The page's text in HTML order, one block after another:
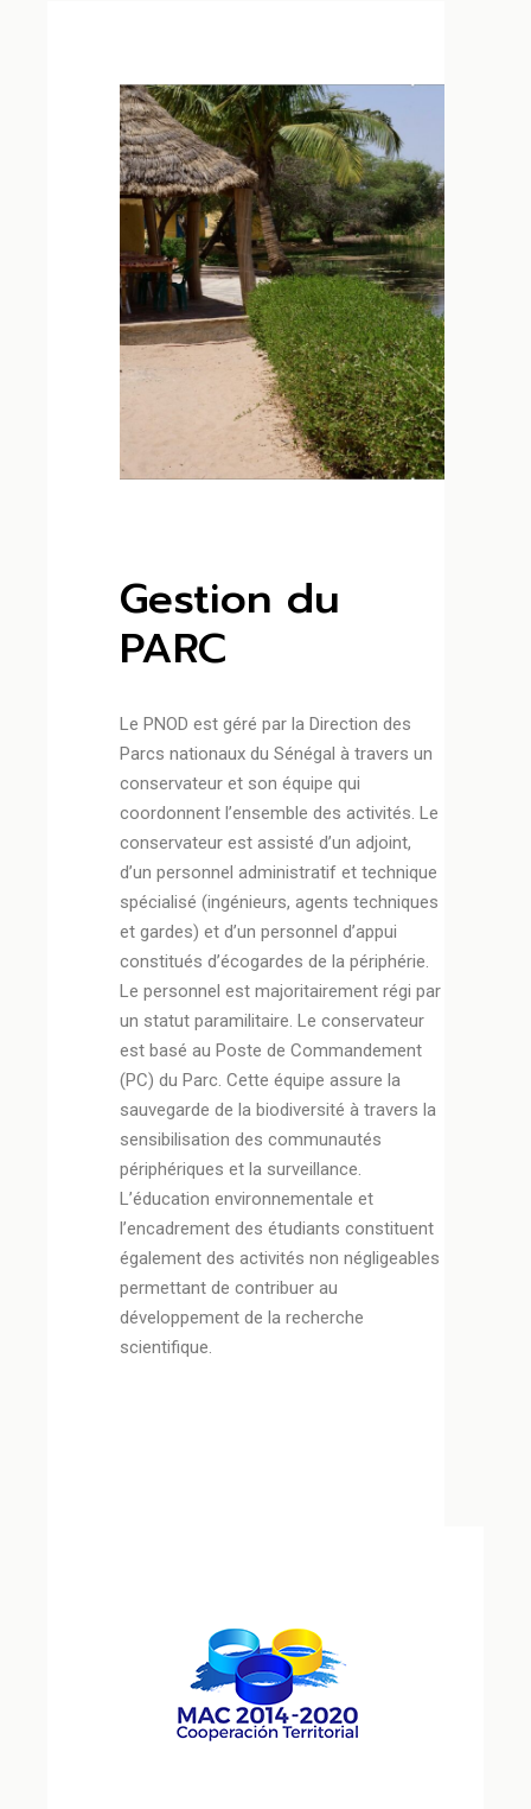
Gestion du
PARC
Le PNOD est géré par la Direction des
Parcs nationaux du Sénégal à travers un
conservateur et son équipe qui
coordonnent l’ensemble des activités. Le
conservateur est assisté d’un adjoint,
d’un personnel administratif et technique
spécialisé (ingénieurs, agents techniques
et gardes) et d’un personnel d’appui
constitués d’écogardes de la périphérie.
Le personnel est majoritairement régi par
un statut paramilitaire. Le conservateur
est basé au Poste de Commandement
(PC) du Parc. Cette équipe assure la
sauvegarde de la biodiversité à travers la
sensibilisation des communautés
périphériques et la surveillance.
L’éducation environnementale et
l’encadrement des étudiants constituent
également des activités non négligeables
permettant de contribuer au
développement de la recherche
scientifique.